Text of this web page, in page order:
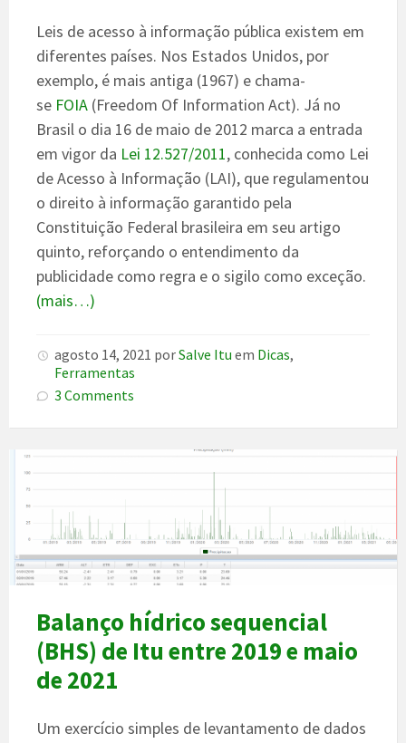
Leis de acesso à informação pública existem em
diferentes países. Nos Estados Unidos, por
exemplo, é mais antiga (1967) e chama-
se FOIA (Freedom Of Information Act). Já no
Brasil o dia 16 de maio de 2012 marca a entrada
em vigor da Lei 12.527/2011, conhecida como Lei
de Acesso à Informação (LAI), que regulamentou
o direito à informação garantido pela
Constituição Federal brasileira em seu artigo
quinto, reforçando o entendimento da
publicidade como regra e o sigilo como exceção.
(mais…)
agosto 14, 2021 porSalve Itu em Dicas,
Ferramentas
3 Comments
Balanço hídrico sequencial
(BHS) de Itu entre 2019 e maio
de 2021
Um exercício simples de levantamento de dados